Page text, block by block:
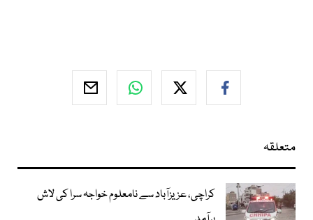
متعلقہ
کراچی، عزیزآباد سے نامعلوم خواجہ سرا کی لاش